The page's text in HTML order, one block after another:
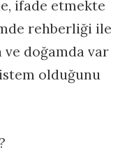
ifade etmekte
rehberliği ile
doğamda var
olduğunu